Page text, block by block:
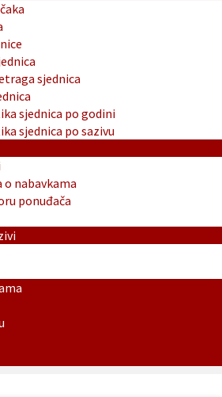
sjednica
sjednica po godini
sjednica po sazivu
o nabavkama
ponuđača